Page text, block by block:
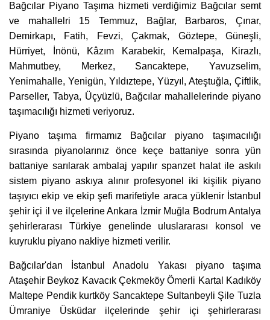
Bağcılar Piyano Taşıma hizmeti verdiğimiz Bağcılar semt
ve mahallelri 15 Temmuz, Bağlar, Barbaros, Çınar,
Demirkapı, Fatih, Fevzi, Çakmak, Göztepe, Güneşli,
Hürriyet, İnönü, Kâzım Karabekir, Kemalpaşa, Kirazlı,
Mahmutbey, Merkez, Sancaktepe, Yavuzselim,
Yenimahalle, Yenigün, Yıldıztepe, Yüzyıl, Ateştuğla, Çiftlik,
Parseller, Tabya, Üçyüzlü, Bağcılar mahallelerinde piyano
taşımacılığı hizmeti veriyoruz.
Piyano taşıma firmamız Bağcılar piyano taşımacılığı
sırasında piyanolarınız önce keçe battaniye sonra yün
battaniye sarılarak ambalaj yapılır spanzet halat ile askılı
sistem piyano askıya alınır profesyonel iki kişilik piyano
taşıyıcı ekip ve ekip şefi marifetiyle araca yüklenir İstanbul
şehir içi il ve ilçelerine Ankara İzmir Muğla Bodrum Antalya
şehirlerarası Türkiye genelinde uluslararası konsol ve
kuyruklu piyano nakliye hizmeti verilir.
Bağcılar'dan İstanbul Anadolu Yakası piyano taşıma
Ataşehir Beykoz Kavacık Çekmeköy Ömerli Kartal Kadıköy
Maltepe Pendik kurtköy Sancaktepe Sultanbeyli Şile Tuzla
Ümraniye Üsküdar ilçelerinde şehir içi şehirlerarası